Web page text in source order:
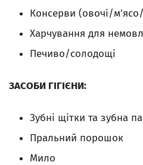
Консерви (овочі/
Харчування для
Печиво/солодощі
ЗАСОБИ ГІГІЄНИ:
Зубні щітки та зубна
Пральний порошок
Мило